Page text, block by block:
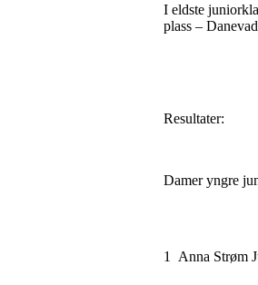
I eldste
plass –
Resultater:
Damer yngre
1 Anna Strøm